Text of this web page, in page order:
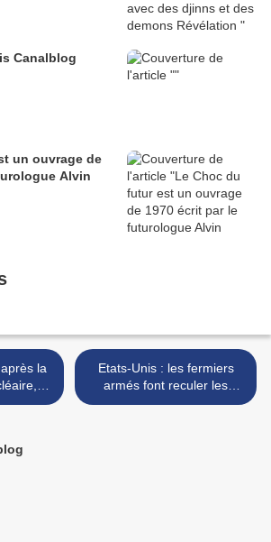
Article publié depuis Canalblog
un ouvrage de
Alvin
une
Etats-Unis : les fermiers
armés font reculer les
forces armées fédérales ! >